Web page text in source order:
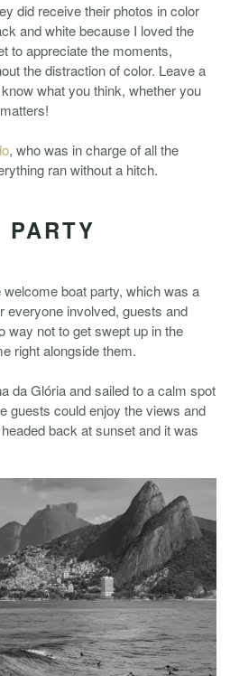
did receive their photos in color
and white because I loved the
to appreciate the moments,
the distraction of color. Leave a
what you think, whether you
, who was in charge of all the
ran without a hitch.
welcome boat party, which was a
everyone involved, guests and
way not to get swept up in the
right alongside them.
da Glória and sailed to a calm spot
guests could enjoy the views and
back at sunset and it was